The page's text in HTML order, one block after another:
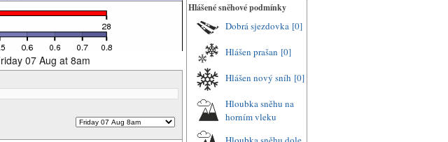
07 Aug at 8am
Hlášené sněhové podmínky
Dobrá sjezdovka [0]
Hlášen prašan [0]
Hlášen nový sníh [0]
Hloubka sněhu na
horním vleku